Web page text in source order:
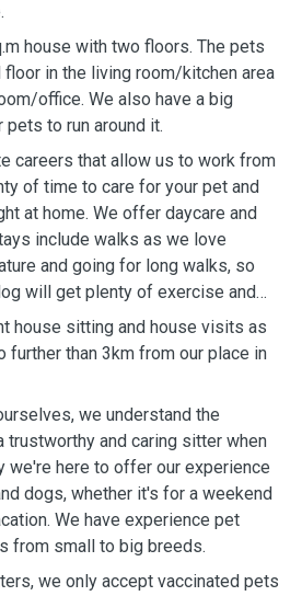
house with two floors. The pets
floor in the living room/kitchen area
office. We also have a big
to run around it.
careers that allow us to work from
of time to care for your pet and
at home. We offer daycare and
include walks as we love
and going for long walks, so
will get plenty of exercise and
house sitting and house visits as
further than 3km from our place in
we understand the
trustworthy and caring sitter when
we're here to offer our experience
dogs, whether it's for a weekend
We have experience pet
from small to big breeds.
we only accept vaccinated pets